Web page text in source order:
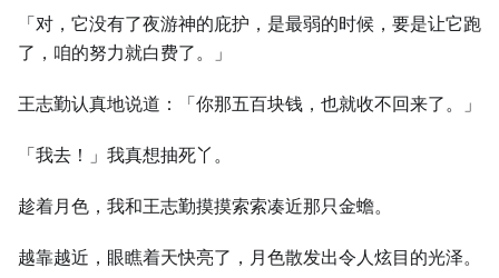
「对，它没有了夜游神的庇护，是最弱的时候，要是让它跑
了，咱的努力就白费了。」
王志勤认真地说道：「你那五百块钱，也就收不回来了。」
「我去！」我真想抽死丫。
趁着月色，我和王志勤摸摸索索凑近那只金蟾。
越靠越近，眼瞧着天快亮了，月色散发出令人炫目的光泽。